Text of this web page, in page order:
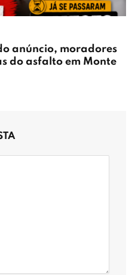
anúncio, moradores
do asfalto em Monte